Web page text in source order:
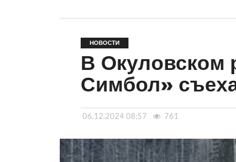
НОВОСТИ
В Окуловском
Симбол»
06.12.2024 08:57 761